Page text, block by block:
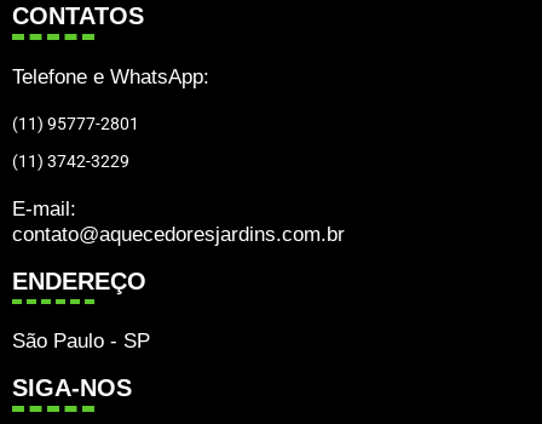
CONTATOS
Telefone e WhatsApp:
(11) 95777-2801
(11) 3742-3229
E-mail:
contato@aquecedoresjardins.com.br
ENDEREÇO
São Paulo - SP
SIGA-NOS